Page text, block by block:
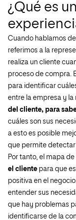
¿Qué es
Cuando hablamos
referimos a la
realiza un cliente
proceso de compra.
para identificar
entre la empresa y la
del cliente, para
cuáles son sus
a esto es posible
que permite
Por tanto, el mapa
el cliente para que
positiva en el
entender sus
que hay problemas
identificarse de la